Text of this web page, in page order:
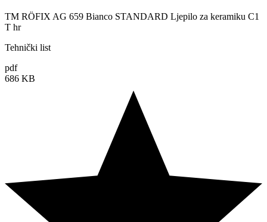
TM RÖFIX AG 659 Bianco STANDARD Ljepilo za keramiku C1
T hr
Tehnički list
pdf
686 KB